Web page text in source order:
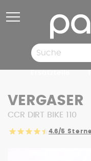
VERGASER
CCR DIRT BIKE 110
4.6/5